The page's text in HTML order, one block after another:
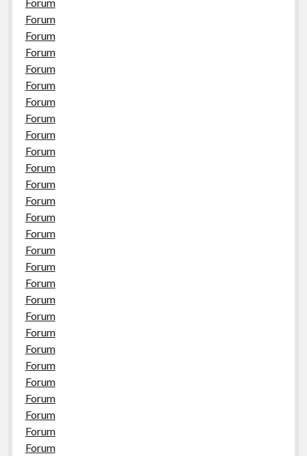
Forum
Forum
Forum
Forum
Forum
Forum
Forum
Forum
Forum
Forum
Forum
Forum
Forum
Forum
Forum
Forum
Forum
Forum
Forum
Forum
Forum
Forum
Forum
Forum
Forum
Forum
Forum